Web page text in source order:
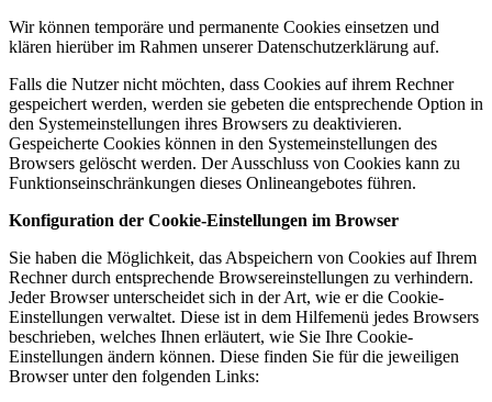
Wir können temporäre und permanente Cookies einsetzen und
klären hierüber im Rahmen unserer Datenschutzerklärung auf.
Falls die Nutzer nicht möchten, dass Cookies auf ihrem Rechner
gespeichert werden, werden sie gebeten die entsprechende Option in
den Systemeinstellungen ihres Browsers zu deaktivieren.
Gespeicherte Cookies können in den Systemeinstellungen des
Browsers gelöscht werden. Der Ausschluss von Cookies kann zu
Funktionseinschränkungen dieses Onlineangebotes führen.
Konfiguration der Cookie-Einstellungen im Browser
Sie haben die Möglichkeit, das Abspeichern von Cookies auf Ihrem
Rechner durch entsprechende Browsereinstellungen zu verhindern.
Jeder Browser unterscheidet sich in der Art, wie er die Cookie-
Einstellungen verwaltet. Diese ist in dem Hilfemenü jedes Browsers
beschrieben, welches Ihnen erläutert, wie Sie Ihre Cookie-
Einstellungen ändern können. Diese finden Sie für die jeweiligen
Browser unter den folgenden Links: